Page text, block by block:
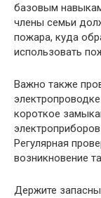
базовым
члены семьи
пожара, куда
использовать
Важно также
короткое
Регулярная
возникновение
Держите